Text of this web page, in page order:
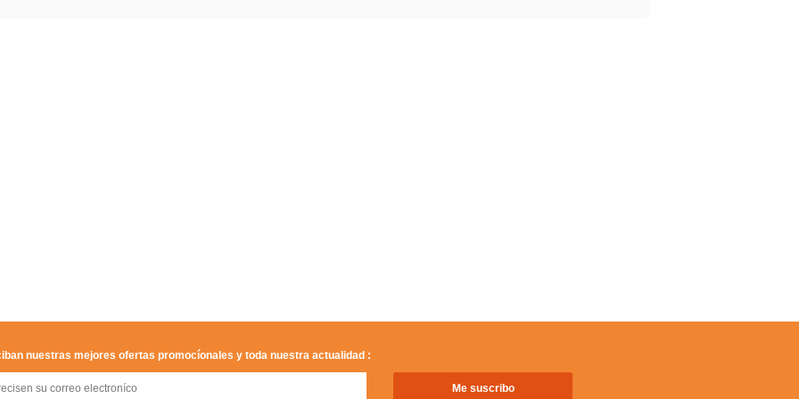
nuestras mejores ofertas promocíonales y toda nuestra actualidad :